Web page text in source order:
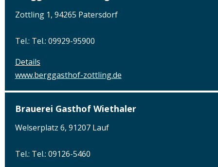
Zottling 1, 94265 Patersdorf
Tel.: Tel.: 09929-95900
Details
www.berggasthof-zottling.de
Brauerei Gasthof Wiethaler
Welserplatz 6, 91207 Lauf
Tel.: Tel.: 09126-5460